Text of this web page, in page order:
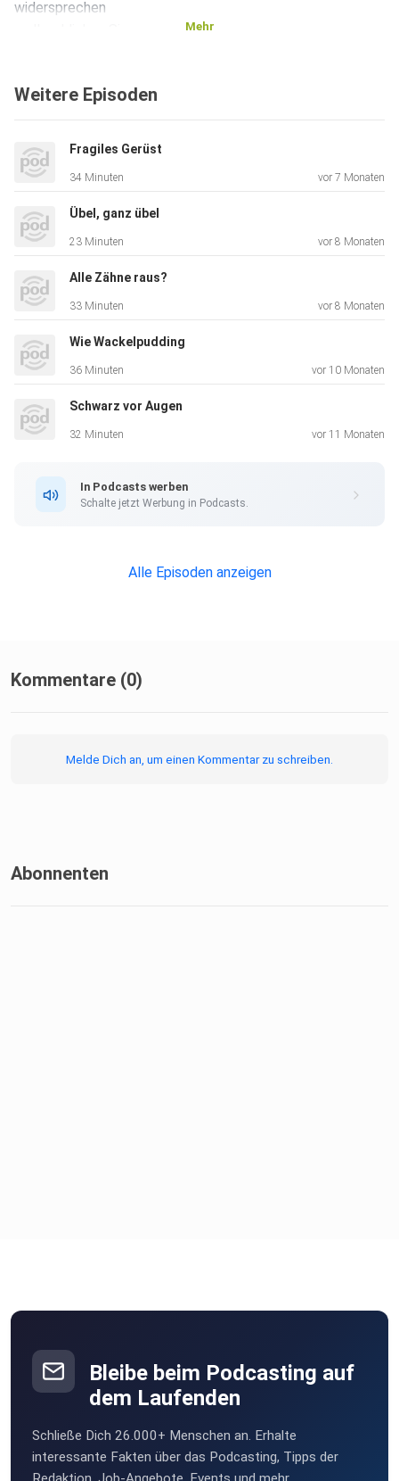
widersprechen
allgemeinen Datenschutzrichtlinien finden Sie unter
Kalifornien sind unter
https://art19.com/privacy#do-not-sell-my-info abrufbar.
Mehr
Weitere Episoden
Fragiles Gerüst
34 Minuten vor 7 Monaten
Übel, ganz übel
23 Minuten vor 8 Monaten
Alle Zähne raus?
33 Minuten vor 8 Monaten
Wie Wackelpudding
36 Minuten vor 10 Monaten
Schwarz vor Augen
32 Minuten vor 11 Monaten
In Podcasts werben
Schalte jetzt Werbung in Podcasts.
Alle Episoden anzeigen
Kommentare (0)
Melde Dich an, um einen Kommentar zu schreiben.
Abonnenten
Bleibe beim Podcasting auf
dem Laufenden
Schließe Dich 26.000+ Menschen an. Erhalte
interessante Fakten über das Podcasting, Tipps der